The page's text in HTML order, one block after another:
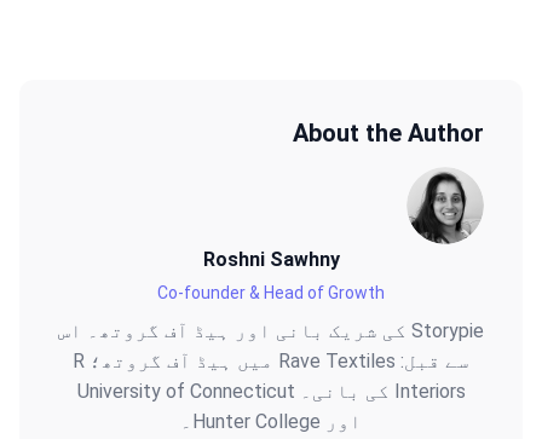
About the Author
Roshni Sawhny
Co-founder & Head of Growth
Storypie کی شریک بانی اور ہیڈ آف گروتھ۔ اس
سے قبل: Rave Textiles میں ہیڈ آف گروتھ؛ R
Interiors کی بانی۔ University of Connecticut
اور Hunter College۔